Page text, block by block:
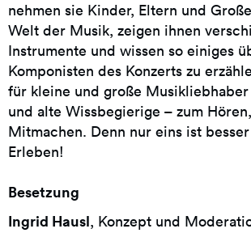
nehmen sie Kinder, Eltern und
Welt der Musik, zeigen ihnen
Instrumente und wissen so einiges
Komponisten des Konzerts zu
für kleine und große
und alte Wissbegierige – zum
Mitmachen. Denn nur eins ist
Erleben!
Besetzung
Ingrid Hausl, Konzept und